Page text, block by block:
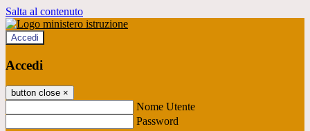
Salta al contenuto
Accedi
Accedi
button close ×
Nome Utente
Password